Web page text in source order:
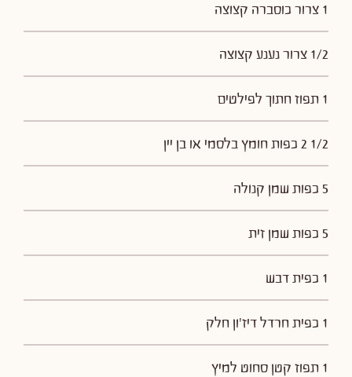
1 צרור כוסברה קצוצה
1/2 צרור נענע קצוצה
1 תפוז חתוך לפילטים
1/2 2 כפות חומץ בלסמי או בן יין
5 כפות שמן קנולה
5 כפות שמן זית
1 כפית דבש
1 כפית חרדל דיז'ון חלק
1 תפוז קטן סחוט למיץ